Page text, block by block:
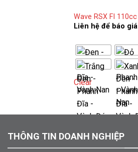
Wave RSX FI 110cc
Liên hệ để báo giá
Clear
THÔNG TIN DOANH NGHIỆP